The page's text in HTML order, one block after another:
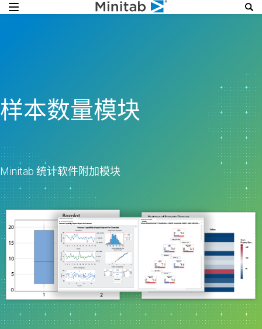
样本数量模块
Minitab 统计软件附加模块